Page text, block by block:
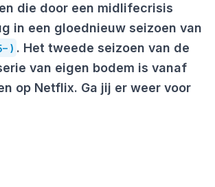
die door een midlifecrisis
in een gloednieuw seizoen van
) . Het tweede seizoen van de
van eigen bodem is vanaf
op Netflix. Ga jij er weer voor